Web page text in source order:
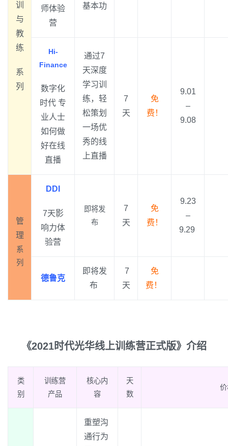
训
与
教
练
系
列
师体验
营
基本功
Hi-
Finance
数字化
时代 专
业人士
如何做
好在线
直播
通过7
天深度
学习训
练，轻
松策划
一场优
秀的线
上直播
7
天
免
费！
9.01
–
9.08
管
理
系
列
DDI
7天影
响力体
验营
即将发
布
7
天
免
费！
9.23
–
9.29
德鲁克
即将发
布
7
天
免
费！
《2021时代光华线上训练营正式版》介绍
类
别
训练营
产品
核心内
容
天
数
重塑沟
通行为